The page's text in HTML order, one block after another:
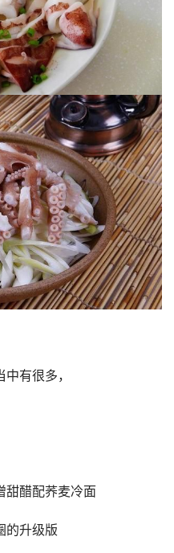
有很多，
甜醋配荞麦冷面
的升级版